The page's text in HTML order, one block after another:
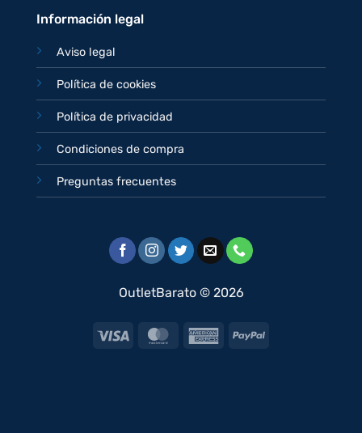
Información legal
Aviso legal
Política de cookies
Política de privacidad
Condiciones de compra
Preguntas frecuentes
OutletBarato © 2026
Visa MasterCardAmericanPayPal